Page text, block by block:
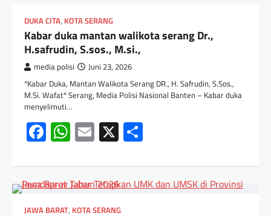
DUKA CITA, KOTA SERANG
Kabar duka mantan walikota serang Dr.,
H.safrudin, S.sos., M.si.,
media polisi Juni 23, 2026
*Kabar Duka, Mantan Walikota Serang DR., H. Safrudin, S.Sos.,
M.Si. Wafat* Serang, Media Polisi Nasional Banten – Kabar duka
menyelimuti…
Facebook
WhatsApp
Email
X
JAWA BARAT, KOTA SERANG